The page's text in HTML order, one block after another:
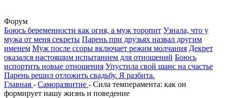
Форум
Боюсь беременности как огня, а муж торопит Узнала, что у
мужа от меня секреты Парень при друзьях назвал другим
именем Муж после ссоры включает режим молчания Декрет
оказался настоящим испытанием для отношений Боюсь
испортить новые отношения Упустила свой шанс на счастье
Парень решил отложить свадьбу. Я разбита.
Главная - Саморазвитие - Сила темперамента: как он
формирует нашу жизнь и поведение